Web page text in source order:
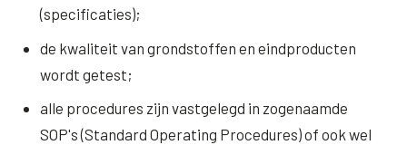
(specificaties);
de kwaliteit van grondstoffen en eindproducten
wordt getest;
alle procedures zijn vastgelegd in zogenaamde
SOP's (Standard Operating Procedures) of ook wel